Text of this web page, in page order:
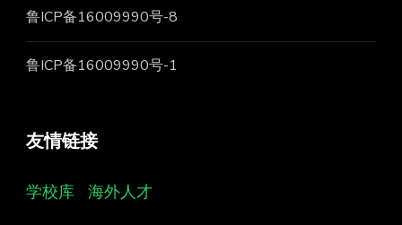
鲁ICP备16009990号-8
鲁ICP备16009990号-1
友情链接
学校库 海外人才